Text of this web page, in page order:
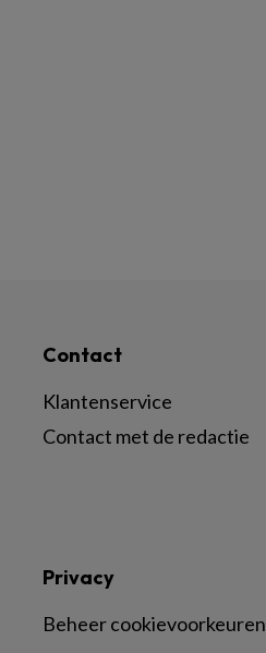
Contact
Klantenservice
Contact met de redactie
Privacy
Beheer cookievoorkeuren